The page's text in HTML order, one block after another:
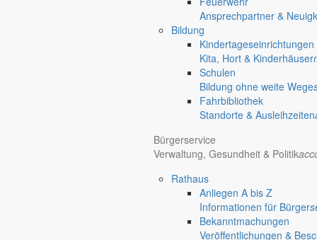
Ansprechpartner &
Bildung
Kindertageseinrichtungen
Kita, Hort & Kinderhäuser
Schulen
Bildung ohne weite Wege
Fahrbibliothek
Standorte & Ausleihzeiten
Bürgerservice
Verwaltung, Gesundheit & Politik
Rathaus
Anliegen A bis Z
Informationen für Bürger
Bekanntmachungen
Veröffentlichungen &
Jauernick-Buschbach
Bekanntmachungen
Basis für die amtlichen Veröffentlichungen ist die
Bekanntgaben für die Gemeinde Markersdorf.
Amtliche Bekanntmachungen der Gemeinde Markersdorf erfolgen
Jahresabschlüsse der Gemeinde